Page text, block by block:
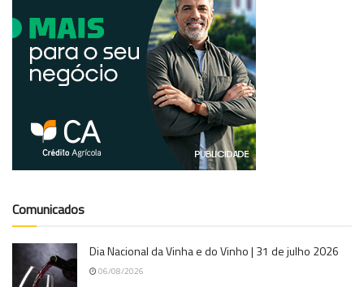
Comunicados
Dia Nacional da Vinha e do Vinho | 31 de julho 2026
06/08/2026